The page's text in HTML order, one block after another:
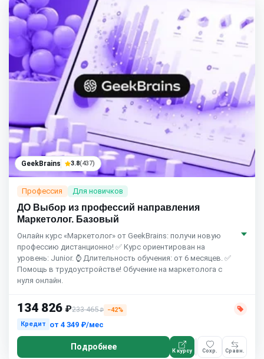
GeekBrains 3.8(437)
Профессия Для новичков
ДО Выбор из профессий направления
Маркетолог. Базовый
Онлайн курс «Маркетолог» от GeekBrains: получи новую
профессию дистанционно! ✅ Курс ориентирован на
уровень: Junior. ⌚ Длительность обучения: от 6 месяцев. ✅
Помощь в трудоустройстве! Обучение на маркетолога с
нуля онлайн.
134 826 ₽233 465₽
−42%
Кредит
от 4 349 ₽/мес
Подробнее К курсу Сохр. Сравн.